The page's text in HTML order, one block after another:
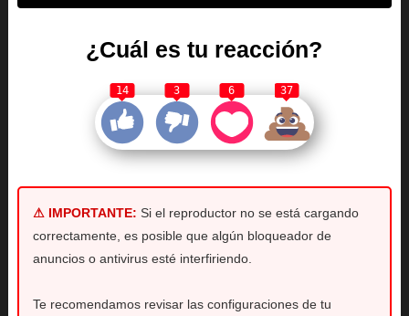
¿Cuál es tu reacción?
14 3 6 37
⚠ IMPORTANTE: Si el reproductor no se está cargando
correctamente, es posible que algún bloqueador de
anuncios o antivirus esté interfiriendo.
Te recomendamos revisar las configuraciones de tu